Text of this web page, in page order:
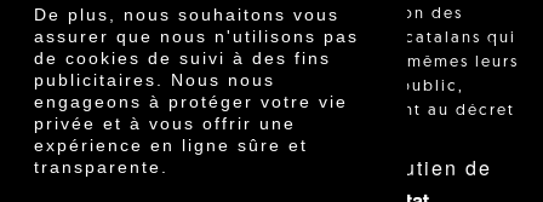
De plus, nous souhaitons vous
assurer que nous n'utilisons pas
de cookies de suivi à des fins
publicitaires. Nous nous
engageons à protéger votre vie
privée et à vous offrir une
expérience en ligne sûre et
transparente.
l'identification des
agriculteurs catalans qui
vendent eux-mêmes leurs
produits au public,
conformément au décret
Avec le soutien de